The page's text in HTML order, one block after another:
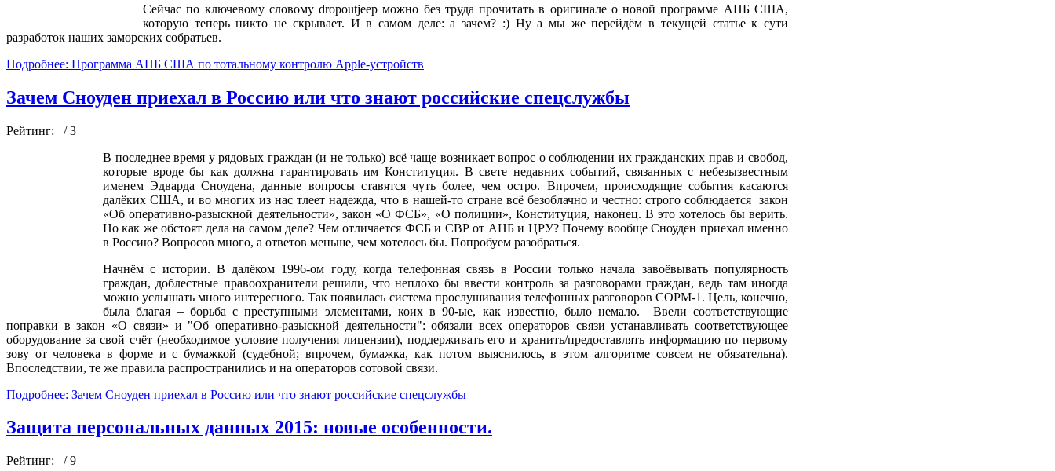
Сейчас по ключевому словому dropoutjeep можно без труда прочитать в оригинале о новой программе АНБ США,
которую теперь никто не скрывает. И в самом деле: а зачем? :) Ну а мы же перейдёмв текущей статьек сути
разработок наших заморских собратьев.
Подробнее: Программа АНБ США по тотальному контролю Apple-устройств
Зачем Сноуден приехал в Россию или что знают российские спецслужбы
Рейтинг:
/ 3
В последнее время у рядовых граждан (и не только) всё чаще возникает вопрос о соблюдении их гражданских прав и свобод,
которые вроде бы как должна гарантировать им Конституция. В свете недавних событий, связанных с небезызвестным
именем Эдварда Сноудена, данные вопросы ставятся чуть более, чем остро. Впрочем, происходящие события касаются
далёких США, и во многих из нас тлеет надежда, что в нашей-то стране всё безоблачно и честно: строго соблюдается закон
«Об оперативно-разыскной деятельности», закон «О ФСБ», «О полиции», Конституция, наконец. В это хотелось бы верить.
Но как же обстоят дела на самом деле? Чем отличается ФСБ и СВР от АНБ и ЦРУ? Почему вообще Сноуден приехал именно
в Россию? Вопросов много, а ответов меньше, чем хотелось бы. Попробуем разобраться.
Начнём с истории. В далёком 1996-ом году, когда телефонная связь в России только начала завоёвывать популярность
граждан, доблестные правоохранители решили, что неплохо бы ввести контроль за разговорами граждан, ведь там иногда
можно услышать много интересного. Так появилась система прослушивания телефонных разговоров СОРМ-1. Цель, конечно,
была благая – борьба с преступными элементами, коих в 90-ые, как известно, было немало. Ввели соответствующие
поправки в закон «О связи» и "Об оперативно-разыскной деятельности": обязали всех операторов связи устанавливать соответствующее
оборудование за свой счёт (необходимое условие получения лицензии), поддерживать его и хранить/предоставлять информацию по первому
зову от человека в форме и с бумажкой (судебной; впрочем, бумажка, как потом выяснилось, в этом алгоритме совсем не обязательна).
Впоследствии, те же правила распространились и на операторов сотовой связи.
Подробнее: Зачем Сноуден приехал в Россию или что знают российские спецслужбы
Защита персональных данных 2015: новые особенности.
Рейтинг:
/ 9